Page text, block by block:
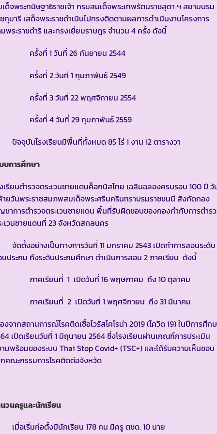
ด็จพระกนิษฐาธิราชเจ้า กรมสมเด็จพระเทพรัตนราชสุดา ฯ สยามบรม
กุมารี เสด็จพระราชดำเนินไปทรงติดตามผลการดำเนินงานโครงการ
พระราชดำริ และทรงเยี่ยมราษฎร จำนวน 4 ครั้ง ดังนี้
งที่ 1 วันที่ 26 กันยายน 2544
งที่ 2 วันที่ 1 กุมภาพันธ์ 2549
งที่ 3 วันที่ 22 พฤศจิกายน 2554
งที่ 4 วันที่ 29 กุมภาพันธ์ 2559
บันโรงเรียนมีพื้นที่ทั้งหมด 85 ไร่ 1 งาน 12 ตารางวา
บการศึกษา
เรียนตำรวจตระเวนชายแดนค็อกนิสไทย เฉลิมฉลองครบรอบ 100 ปี วั
ยวันพระราชสมภพสมเด็จพระศรีนครินทราบรมราชชนนี สังกัดกอง
าการตำรวจตระเวนชายแดน พื้นที่รับผิดชอบของกองกำกับการตำร
เวนชายแดนที่ 23 จังหวัดสกลนคร
งอย่างเป็นทางการวันที่ 11 มกราคม 2543 เปิดทำการสอนระดับ
ประถม ถึงระดับประถมศึกษา ดำเนินการสอน 2 ภาคเรียน ดังนี้
คเรียนที่ 1 เปิดวันที่ 16 พฤษภาคม ถึง 10 ตุลาคม
คเรียนที่ 2 เปิดวันที่ 1 พฤศจิกายน ถึง 31 มีนาคม
งจากสถานการณ์โรคติดเชื้อไวรัสโคโรน่า 2019 (โควิด 19) ในปีการศึก
เปิดเรียนวันที่ 1 มิถุนายน 2564 ซึ่งโรงเรียนผ่านเกณฑ์การประเมิน
มพร้อมของระบบ Thai Stop Covid+ (TSC+) และได้รับความเห็นชอบ
คณะกรรมการโรคติดต่อจังหวัด
วนครูและนักเรียน
อเริ่มก่อตั้งมีนักเรียน 178 คน มีครู ตชด. 10 นาย